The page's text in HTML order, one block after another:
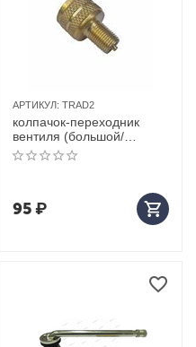
АРТИКУЛ: TRAD2
колпачок-переходник
вентиля (большой/
стандарт) TRAD2
95₽